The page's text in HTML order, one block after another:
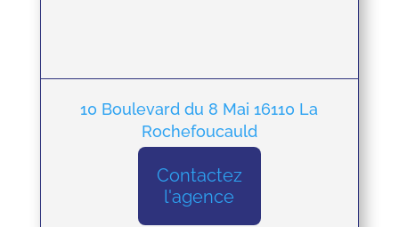
10 Boulevard du 8 Mai 16110 La
Rochefoucauld
Contactez
l'agence